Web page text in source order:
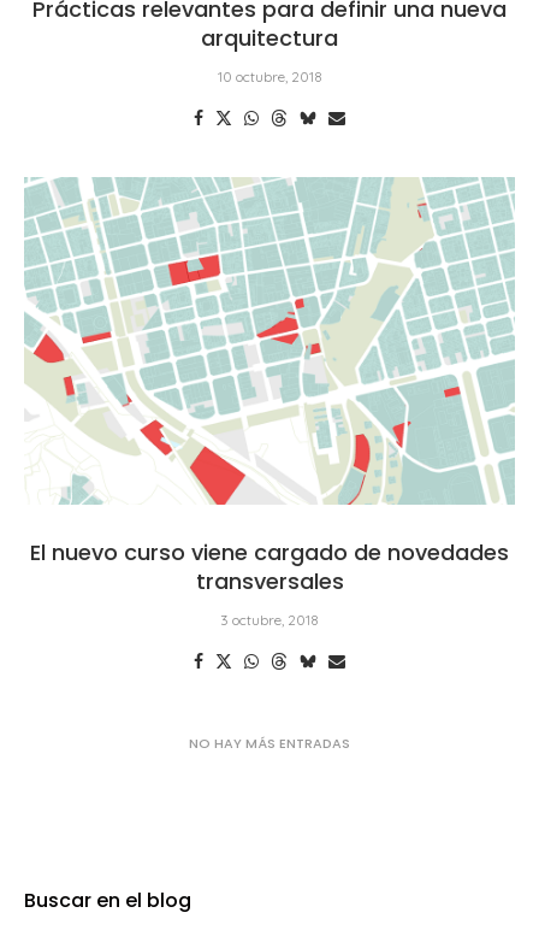
Prácticas relevantes para definir una nueva
arquitectura
10 octubre, 2018
El nuevo curso viene cargado de novedades
transversales
3 octubre, 2018